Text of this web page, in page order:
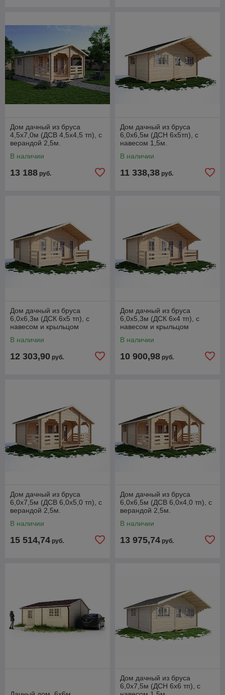
Дом дачный из бруса
4,5х7,0м (ДСВ 4,5х4,5 тп), с
верандой 2,5м.
В наличии
13 188 руб.
Дом дачный из бруса
6,0х6,5м (ДСН 6х5тп), с
навесом 1,5м.
В наличии
11 338,38 руб.
Дом дачный из бруса
6,0х6,3м (ДСК 6х5 тп), с
навесом и крыльцом
В наличии
12 303,90 руб.
Дом дачный из бруса
6,0х5,3м (ДСК 6х4 тп), с
навесом и крыльцом
В наличии
10 900,98 руб.
Дом дачный из бруса
6,0х7,5м (ДСВ 6,0х5,0 тп), с
верандой 2,5м.
В наличии
15 514,74 руб.
Дом дачный из бруса
6,0х6,5м (ДСВ 6,0х4,0 тп), с
верандой 2,5м.
В наличии
13 975,74 руб.
Дом дачный из бруса
6,0х7,5м (ДСН 6х6 тп), с